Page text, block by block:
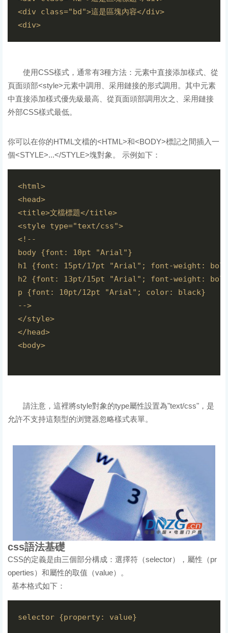
<div class="bd">這是區塊內容</div>
使用CSS樣式，通常有3種方法：元素中直接添加樣式、從
頁面頭部<style>元素中調用、采用鏈接的形式調用。其中元素
中直接添加樣式優先級最高、從頁面頭部調用次之、采用鏈接
外部CSS樣式最低。
你可以在你的HTML文檔的<HTML>和<BODY>標記之間插入一
個<STYLE>...</STYLE>塊對象。 示例如下：
<html>
<head>
<title>文檔標題</title>
<style type="text/css">
<!--
body {font: 10pt "Arial"}
h1 {font: 15pt/17pt "Arial"; font-weight:
h2 {font: 13pt/15pt "Arial"; font-weight:
p {font: 10pt/12pt "Arial"; color: black}
-->
</style>
</head>
<body>
請注意，這裡將style對象的type屬性設置為"text/css"，是
允許不支持這類型的浏覽器忽略樣式表單。
css語法基礎
CSS的定義是由三個部分構成：選擇符（selector），屬性（pr
operties）和屬性的取值（value）。
基本格式如下：